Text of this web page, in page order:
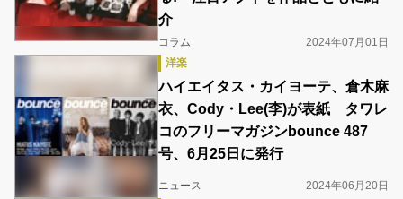
介
コラム
2024年07月01日
洋楽
ハイエイタス・カイヨーテ、倉木麻
衣、Cody・Lee(李)が表紙 タワレ
コのフリーマガジンbounce 487
号、6月25日に発行
ニュース
2024年06月20日